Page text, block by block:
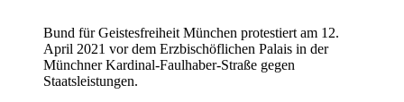
Bund für Geistesfreiheit München protestiert am 12.
April 2021 vor dem Erzbischöflichen Palais in der
Münchner Kardinal-Faulhaber-Straße gegen
Staatsleistungen.